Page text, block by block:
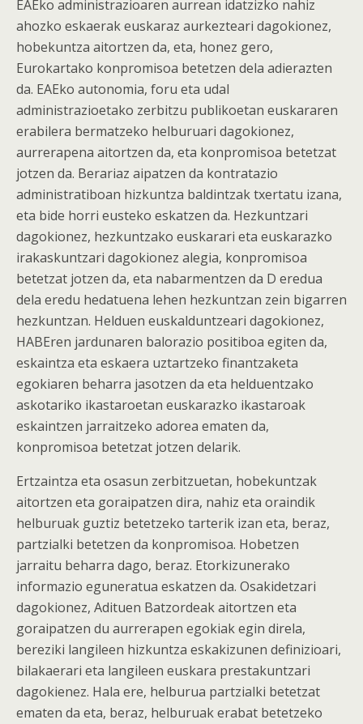
EAEko administrazioaren aurrean idatzizko nahiz
ahozko eskaerak euskaraz aurkezteari dagokionez,
hobekuntza aitortzen da, eta, honez gero,
Eurokartako konpromisoa betetzen dela adierazten
da. EAEko autonomia, foru eta udal
administrazioetako zerbitzu publikoetan euskararen
erabilera bermatzeko helburuari dagokionez,
aurrerapena aitortzen da, eta konpromisoa betetzat
jotzen da. Berariaz aipatzen da kontratazio
administratiboan hizkuntza baldintzak txertatu izana,
eta bide horri eusteko eskatzen da. Hezkuntzari
dagokionez, hezkuntzako euskarari eta euskarazko
irakaskuntzari dagokionez alegia, konpromisoa
betetzat jotzen da, eta nabarmentzen da D eredua
dela eredu hedatuena lehen hezkuntzan zein bigarren
hezkuntzan. Helduen euskalduntzeari dagokionez,
HABEren jardunaren balorazio positiboa egiten da,
eskaintza eta eskaera uztartzeko finantzaketa
egokiaren beharra jasotzen da eta helduentzako
askotariko ikastaroetan euskarazko ikastaroak
eskaintzen jarraitzeko adorea ematen da,
konpromisoa betetzat jotzen delarik.
Ertzaintza eta osasun zerbitzuetan, hobekuntzak
aitortzen eta goraipatzen dira, nahiz eta oraindik
helburuak guztiz betetzeko tarterik izan eta, beraz,
partzialki betetzen da konpromisoa. Hobetzen
jarraitu beharra dago, beraz. Etorkizunerako
informazio eguneratua eskatzen da. Osakidetzari
dagokionez, Adituen Batzordeak aitortzen eta
goraipatzen du aurrerapen egokiak egin direla,
bereziki langileen hizkuntza eskakizunen definizioari,
bilakaerari eta langileen euskara prestakuntzari
dagokienez. Hala ere, helburua partzialki betetzat
ematen da eta, beraz, helburuak erabat betetzeko